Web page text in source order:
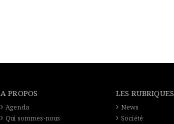
A PROPOS
Agenda
Qui sommes-nous
LES RUBRIQUES
News
Société